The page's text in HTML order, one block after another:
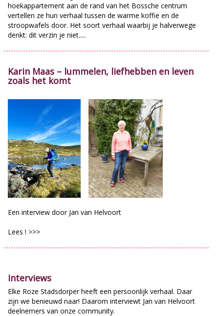
hoekappartement aan de rand van het Bossche centrum
vertellen ze hun verhaal tussen de warme koffie en de
stroopwafels door. Het soort verhaal waarbij je halverwege
denkt: dit verzin je niet.....
Karin Maas – lummelen, liefhebben en leven
zoals het komt
Een interview door Jan van Helvoort
Lees ! >>>
Interviews
Elke Roze Stadsdorper heeft een persoonlijk verhaal. Daar
zijn we benieuwd naar! Daarom interviewt Jan van Helvoort
deelnemers van onze community.